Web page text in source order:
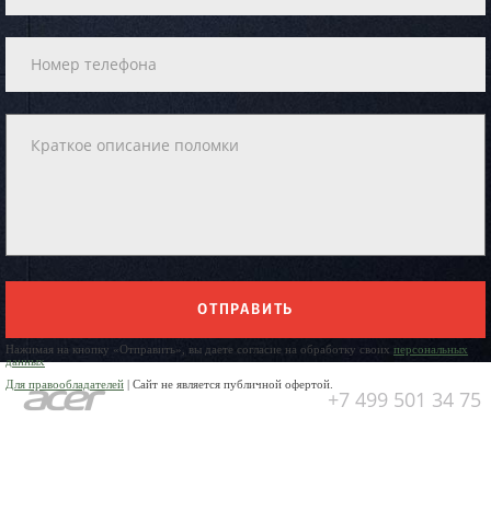
ОТПРАВИТЬ
Нажимая на кнопку «Отправить», вы даете согласие на обработку своих персональных
данных
Для правообладателей | Сайт не является публичной офертой.
+7 499 501 34 75